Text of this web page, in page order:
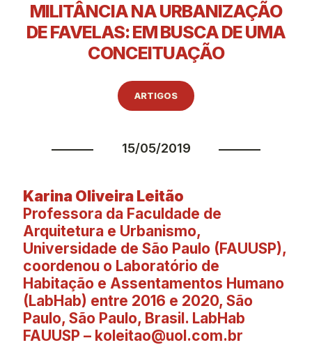
MILITÂNCIA NA URBANIZAÇÃO
DE FAVELAS: EM BUSCA DE UMA
CONCEITUAÇÃO
ARTIGOS
15/05/2019
Karina Oliveira Leitão
Professora da Faculdade de
Arquitetura e Urbanismo,
Universidade de São Paulo (FAUUSP),
coordenou o Laboratório de
Habitação e Assentamentos Humano
(LabHab) entre 2016 e 2020, São
Paulo, São Paulo, Brasil. LabHab
FAUUSP – koleitao@uol.com.br